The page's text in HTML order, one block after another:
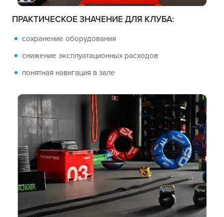
ПРАКТИЧЕСКОЕ ЗНАЧЕНИЕ ДЛЯ КЛУБА:
сохранение оборудования
снижение эксплуатационных расходов
понятная навигация в зале